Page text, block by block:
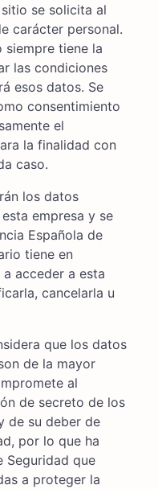
se solicita al
carácter personal.
siempre tiene la
las condiciones
esos datos. Se
consentimiento
el
la finalidad con
caso.
los datos
empresa y se
Española de
tiene en
acceder a esta
cancelarla u
que los datos
de la mayor
al
de secreto de los
de su deber de
por lo que ha
Seguridad que
a proteger la